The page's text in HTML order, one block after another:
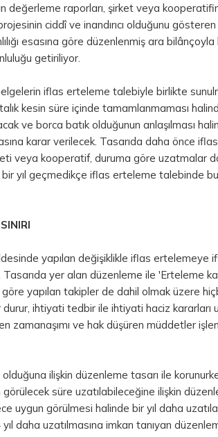
değerleme raporları, şirket veya
ciddî ve inandırıcı olduğunu
esasına göre düzenlenmiş ara
getiriliyor.
iflas erteleme talebiyle birlikte
kesin süre içinde tamamlanmaması
ve borca batık olduğunun anlaşılması
karar verilecek. Tasarıda daha önce
veya kooperatif, duruma göre uzatmalar
yıl geçmedikçe iflas erteleme talebinde
yapılan değişiklikle iflas ertelemeye
Tasarıda yer alan düzenleme ile 'Erteleme
göre yapılan takipler de dahil olmak üzere
ihtiyati tedbir ile ihtiyati haciz kararları
zamanaşımı ve hak düşüren müddetler
ilişkin düzenleme tasarı ile
süre uzatılabileceğine ilişkin
uygun görülmesi halinde bir yıl daha
daha uzatılmasına imkan tanıyan